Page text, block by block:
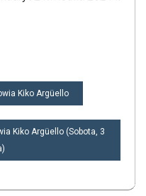
Kiko Argüello
Kiko Argüello (Sobota, 3